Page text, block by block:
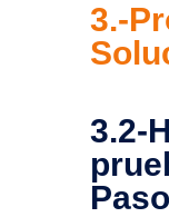
3.-
3.2-
Paso